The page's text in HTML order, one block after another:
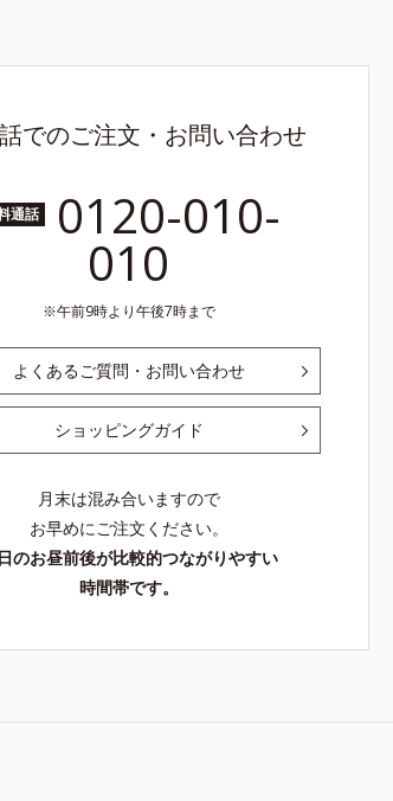
でのご注文・お問い合わせ
通話 0120-010-
010
午前9時より午後7時まで
よくあるご質問・お問い合わせ
ショッピングガイド
月末は混み合いますので
お早めにご注文ください。
のお昼前後が比較的つながりやすい
時間帯です。